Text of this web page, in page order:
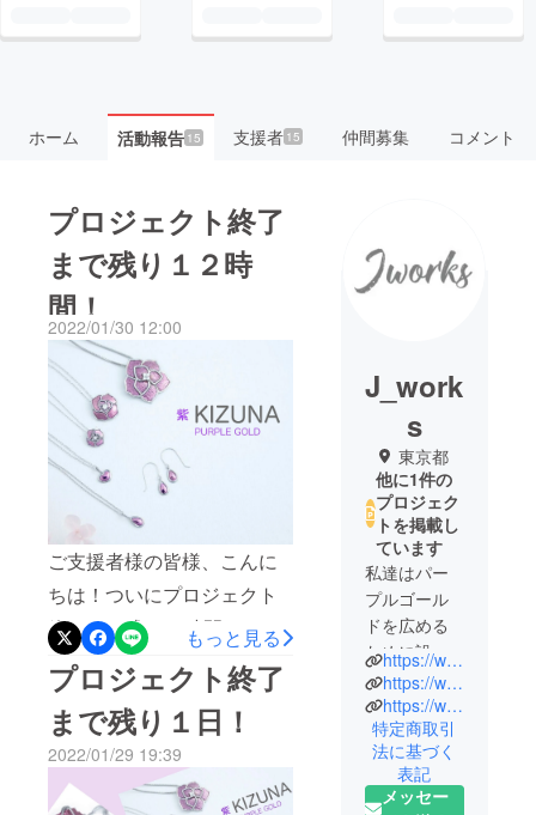
ホーム 活動報告15 支援者 15 仲間募集 コメント
プロジェクト終了
まで残り１２時
間！
2022/01/30 12:00
ご支援者様の皆様、こんに
ちは！ついにプロジェクト
終了まで残り12時間となり
ました！PT•K18パープル
ゴールドジュエリー☆ぜひ
ご覧下さいませ♪
もっと見る
プロジェクト終了
まで残り１日！
2022/01/29 19:39
J_work
s
東京都
他に1件の
プロジェク
トを掲載し
ています
私達はパー
プルゴール
ドを広める
ために設立
した会社で
す。パープ
ルゴールド
のつくる工
程や加工な
ども行って
https://www.jewelleryworks.net/
https://www.youtube.com/channel/UCM9gslFYp5QjeOJbooRDISg/videos
https://www.instagram.com/jworksco/
特定商取引
法に基づく
表記
メッセー